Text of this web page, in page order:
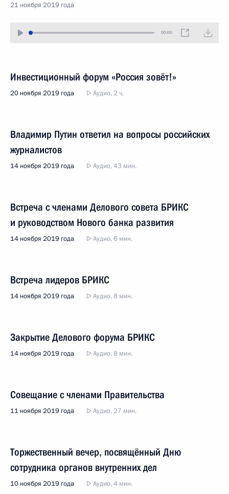
21 ноября 2019 года
00:00
Инвестиционный форум «Россия зовёт!»
20 ноября 2019 года Аудио, 2 ч.
Владимир Путин ответил на вопросы российских
журналистов
14 ноября 2019 года Аудио, 43 мин.
Встреча с членами Делового совета БРИКС
и руководством Нового банка развития
14 ноября 2019 года Аудио, 6 мин.
Встреча лидеров БРИКС
14 ноября 2019 года Аудио, 8 мин.
Закрытие Делового форума БРИКС
14 ноября 2019 года Аудио, 8 мин.
Совещание с членами Правительства
11 ноября 2019 года Аудио, 27 мин.
Торжественный вечер, посвящённый Дню
сотрудника органов внутренних дел
10 ноября 2019 года Аудио, 4 мин.